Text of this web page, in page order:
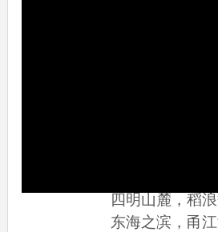
四明山麓，稻
东海之滨，甬